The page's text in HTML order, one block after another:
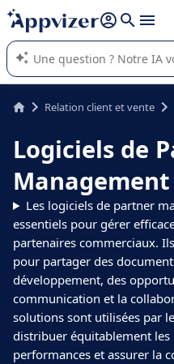
répondre (plusieurs lignes avec
L'IA de Appvizer vous guide
logiciel SaaS en entreprise.
Relation client et vente
Logiciels de
Management
Les logiciels de partner
essentiels pour gérer
partenaires commerciaux.
pour partager des
développement, des
communication et la
solutions sont utilisées par
distribuer équitablement les
performances et assurer la